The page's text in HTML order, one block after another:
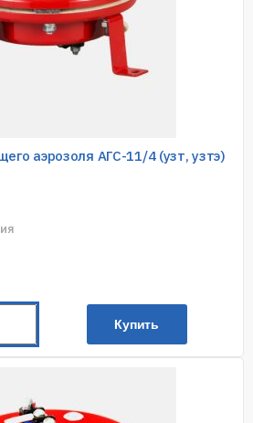
аэрозоля АГС-11/4 (узт, узтэ)
Купить